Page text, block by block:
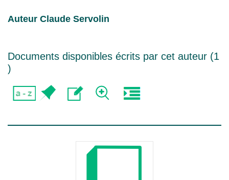
Auteur Claude Servolin
Documents disponibles écrits par cet auteur (1
)